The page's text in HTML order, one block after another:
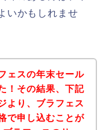
いかもしれませ
ェスの年末セール
！その結果、下記
より、ブラフェス
で申し込むことが